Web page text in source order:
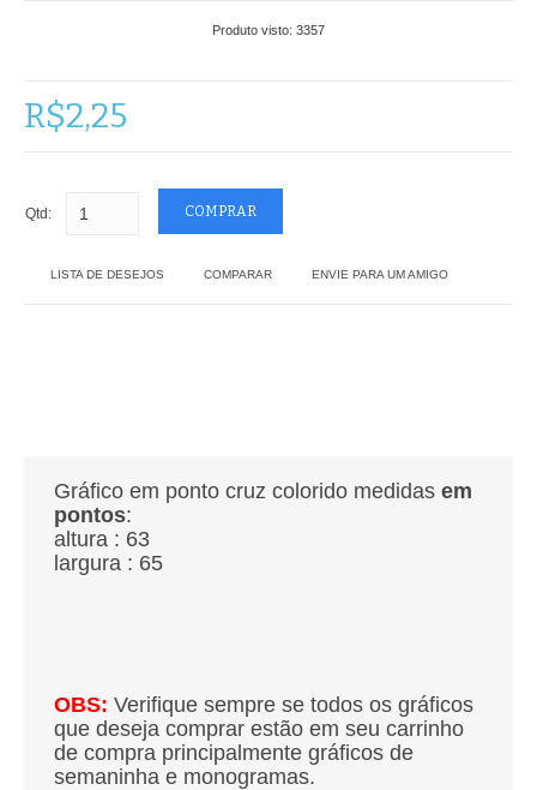
CONTATO
Produto visto: 3357
R$2,25
Qtd:
LISTA DE DESEJOS COMPARAR ENVIE PARA UM AMIGO
Gráfico em ponto cruz colorido medidas em
pontos:
altura : 63
largura : 65
OBS: Verifique sempre se todos os gráficos
que deseja comprar estão em seu carrinho
de compra principalmente gráficos de
semaninha e monogramas.